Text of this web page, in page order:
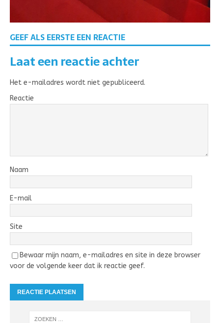
GEEF ALS EERSTE EEN REACTIE
Laat een reactie achter
Het e-mailadres wordt niet gepubliceerd.
Reactie
Naam
E-mail
Site
Bewaar mijn naam, e-mailadres en site in deze browser
voor de volgende keer dat ik reactie geef.